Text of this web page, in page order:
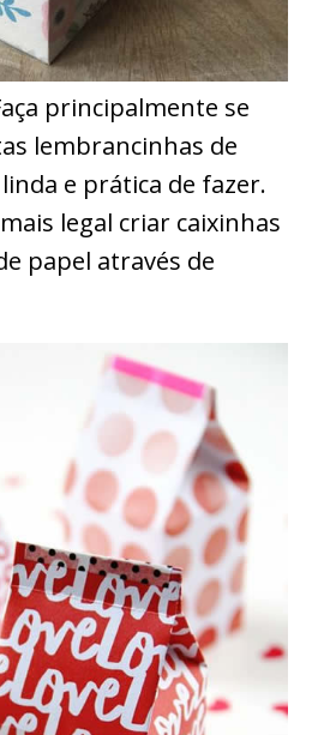
principalmente se
lembrancinhas de
e prática de fazer.
legal criar caixinhas
papel através de